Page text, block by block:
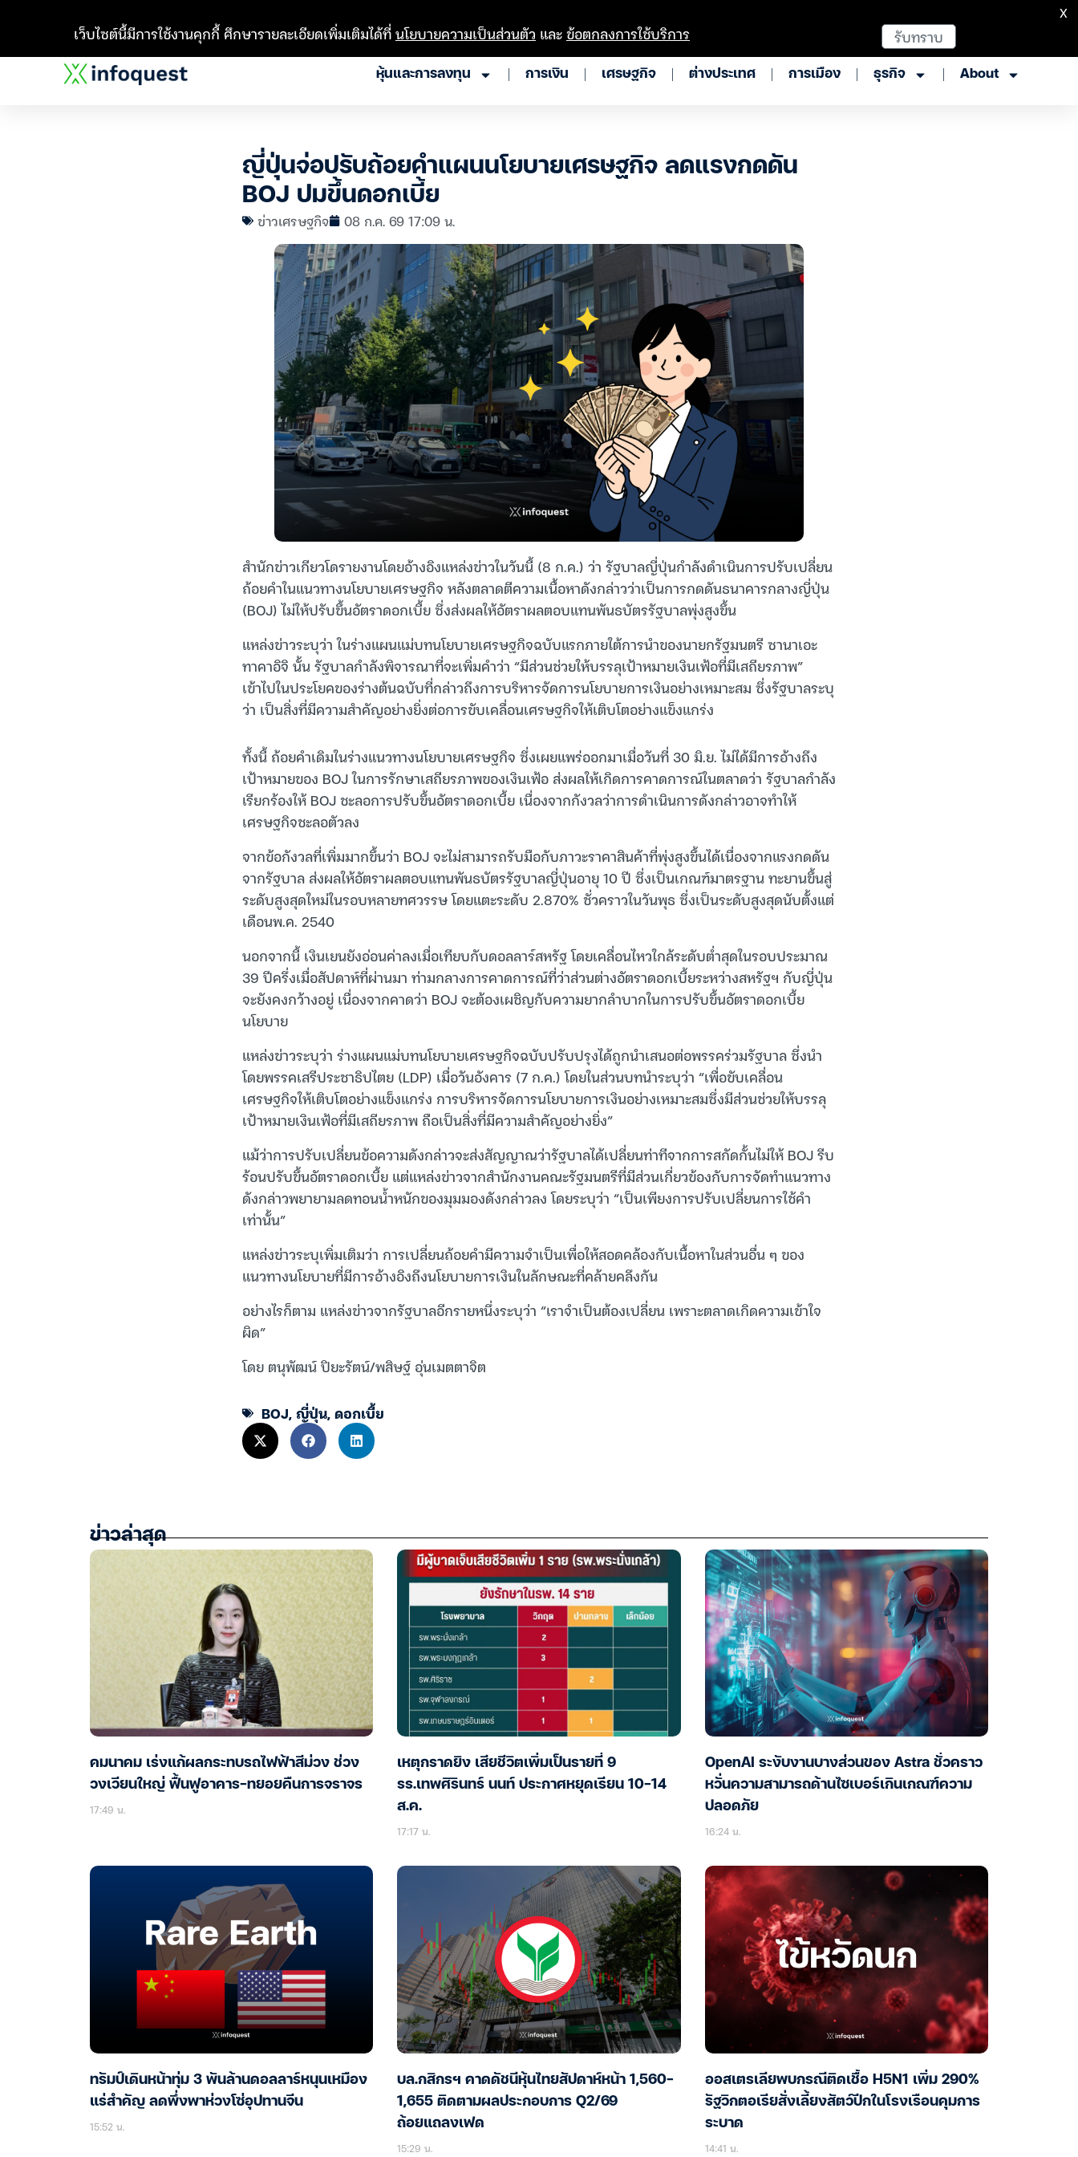
หุ้นและการลงทุน การเงิน เศรษฐกิจ ต่างประเทศ การเมือง ธุรกิจ About
ญี่ปุ่นจ่อปรับถ้อยคำแผนนโยบายเศรษฐกิจ ลดแรงกดดัน
BOJ ปมขึ้นดอกเบี้ย
ข่าวเศรษฐกิจ 08 ก.ค. 69 17:09 น.
สำนักข่าวเกียวโดรายงานโดยอ้างอิงแหล่งข่าวในวันนี้ (8 ก.ค.) ว่า รัฐบาลญี่ปุ่นกำลังดำเนินการปรับเปลี่ยน
ถ้อยคำในแนวทางนโยบายเศรษฐกิจ หลังตลาดตีความเนื้อหาดังกล่าวว่าเป็นการกดดันธนาคารกลางญี่ปุ่น
(BOJ) ไม่ให้ปรับขึ้นอัตราดอกเบี้ย ซึ่งส่งผลให้อัตราผลตอบแทนพันธบัตรรัฐบาลพุ่งสูงขึ้น
แหล่งข่าวระบุว่า ในร่างแผนแม่บทนโยบายเศรษฐกิจฉบับแรกภายใต้การนำของนายกรัฐมนตรี ซานาเอะ
ทาคาอิจิ นั้น รัฐบาลกำลังพิจารณาที่จะเพิ่มคำว่า “มีส่วนช่วยให้บรรลุเป้าหมายเงินเฟ้อที่มีเสถียรภาพ”
เข้าไปในประโยคของร่างต้นฉบับที่กล่าวถึงการบริหารจัดการนโยบายการเงินอย่างเหมาะสม ซึ่งรัฐบาลระบุ
ว่า เป็นสิ่งที่มีความสำคัญอย่างยิ่งต่อการขับเคลื่อนเศรษฐกิจให้เติบโตอย่างแข็งแกร่ง
ทั้งนี้ ถ้อยคำเดิมในร่างแนวทางนโยบายเศรษฐกิจ ซึ่งเผยแพร่ออกมาเมื่อวันที่ 30 มิ.ย. ไม่ได้มีการอ้างถึง
เป้าหมายของ BOJ ในการรักษาเสถียรภาพของเงินเฟ้อ ส่งผลให้เกิดการคาดการณ์ในตลาดว่า รัฐบาลกำลัง
เรียกร้องให้ BOJ ชะลอการปรับขึ้นอัตราดอกเบี้ย เนื่องจากกังวลว่าการดำเนินการดังกล่าวอาจทำให้
เศรษฐกิจชะลอตัวลง
จากข้อกังวลที่เพิ่มมากขึ้นว่า BOJ จะไม่สามารถรับมือกับภาวะราคาสินค้าที่พุ่งสูงขึ้นได้เนื่องจากแรงกดดัน
จากรัฐบาล ส่งผลให้อัตราผลตอบแทนพันธบัตรรัฐบาลญี่ปุ่นอายุ 10 ปี ซึ่งเป็นเกณฑ์มาตรฐาน ทะยานขึ้นสู่
ระดับสูงสุดใหม่ในรอบหลายทศวรรษ โดยแตะระดับ 2.870% ชั่วคราวในวันพุธ ซึ่งเป็นระดับสูงสุดนับตั้งแต่
เดือนพ.ค. 2540
นอกจากนี้ เงินเยนยังอ่อนค่าลงเมื่อเทียบกับดอลลาร์สหรัฐ โดยเคลื่อนไหวใกล้ระดับต่ำสุดในรอบประมาณ
39 ปีครึ่งเมื่อสัปดาห์ที่ผ่านมา ท่ามกลางการคาดการณ์ที่ว่าส่วนต่างอัตราดอกเบี้ยระหว่างสหรัฐฯ กับญี่ปุ่น
จะยังคงกว้างอยู่ เนื่องจากคาดว่า BOJ จะต้องเผชิญกับความยากลำบากในการปรับขึ้นอัตราดอกเบี้ย
นโยบาย
แหล่งข่าวระบุว่า ร่างแผนแม่บทนโยบายเศรษฐกิจฉบับปรับปรุงได้ถูกนำเสนอต่อพรรคร่วมรัฐบาล ซึ่งนำ
โดยพรรคเสรีประชาธิปไตย (LDP) เมื่อวันอังคาร (7 ก.ค.) โดยในส่วนบทนำระบุว่า “เพื่อขับเคลื่อน
เศรษฐกิจให้เติบโตอย่างแข็งแกร่ง การบริหารจัดการนโยบายการเงินอย่างเหมาะสมซึ่งมีส่วนช่วยให้บรรลุ
เป้าหมายเงินเฟ้อที่มีเสถียรภาพ ถือเป็นสิ่งที่มีความสำคัญอย่างยิ่ง”
แม้ว่าการปรับเปลี่ยนข้อความดังกล่าวจะส่งสัญญาณว่ารัฐบาลได้เปลี่ยนท่าทีจากการสกัดกั้นไม่ให้ BOJ รีบ
ร้อนปรับขึ้นอัตราดอกเบี้ย แต่แหล่งข่าวจากสำนักงานคณะรัฐมนตรีที่มีส่วนเกี่ยวข้องกับการจัดทำแนวทาง
ดังกล่าวพยายามลดทอนน้ำหนักของมุมมองดังกล่าวลง โดยระบุว่า “เป็นเพียงการปรับเปลี่ยนการใช้คำ
เท่านั้น”
แหล่งข่าวระบุเพิ่มเติมว่า การเปลี่ยนถ้อยคำมีความจำเป็นเพื่อให้สอดคล้องกับเนื้อหาในส่วนอื่น ๆ ของ
แนวทางนโยบายที่มีการอ้างอิงถึงนโยบายการเงินในลักษณะที่คล้ายคลึงกัน
อย่างไรก็ตาม แหล่งข่าวจากรัฐบาลอีกรายหนึ่งระบุว่า “เราจำเป็นต้องเปลี่ยน เพราะตลาดเกิดความเข้าใจ
ผิด”
โดย ตนุพัฒน์ ปิยะรัตน์/พสิษฐ์ อุ่นเมตตาจิต
BOJ,ญี่ปุ่น,ดอกเบี้ย
ข่าวล่าสุด
คมนาคม เร่งแก้ผลกระทบรถไฟฟ้าสีม่วง ช่วง
วงเวียนใหญ่ ฟื้นฟูอาคาร-ทยอยคืนการจราจร
17:49 น.
เหตุกราดยิง เสียชีวิตเพิ่มเป็นรายที่ 9
รร.เทพศิรินทร์ นนท์ ประกาศหยุดเรียน 10-14
ส.ค.
17:17 น.
OpenAI ระงับงานบางส่วนของ Astra ชั่วคราว
หวั่นความสามารถด้านไซเบอร์เกินเกณฑ์ความ
ปลอดภัย
16:24 น.
ทรัมป์เดินหน้าทุ่ม 3 พันล้านดอลลาร์หนุนเหมือง
แร่สำคัญ ลดพึ่งพาห่วงโซ่อุปทานจีน
15:52 น.
บล.กสิกรฯ คาดดัชนีหุ้นไทยสัปดาห์หน้า 1,560-
1,655 ติดตามผลประกอบการ Q2/69
ถ้อยแถลงเฟด
15:29 น.
ออสเตรเลียพบกรณีติดเชื้อ H5N1 เพิ่ม 290%
รัฐวิกตอเรียสั่งเลี้ยงสัตว์ปีกในโรงเรือนคุมการ
ระบาด
14:41 น.
เว็บไซต์นี้มีการใช้งานคุกกี้ ศึกษารายละเอียดเพิ่มเติมได้ที่นโยบายความเป็นส่วนตัว และข้อตกลงการใช้บริการ รับทราบ
X